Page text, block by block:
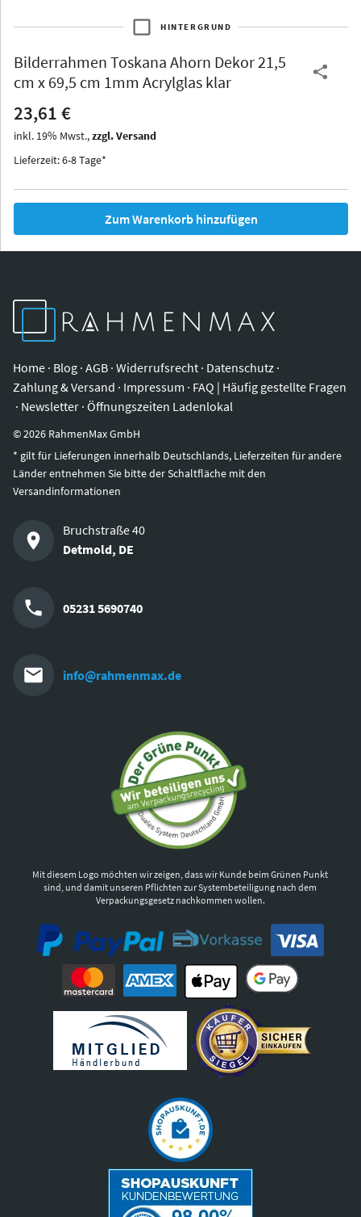
Iowa
HINTERGRUND
Bilderrahmen Toskana Ahorn Dekor 21,5
cm x 69,5 cm 1mm Acrylglas klar
23,61 €
inkl. 19% Mwst.,zzgl. Versand
Lieferzeit: 6-8 Tage*
Zum Warenkorb hinzufügen
Home · Blog · AGB · Widerrufsrecht · Datenschutz ·
Zahlung & Versand · Impressum · FAQ | Häufig gestellte Fragen
· Newsletter · Öffnungszeiten Ladenlokal
©2026 RahmenMax GmbH
* gilt für Lieferungen innerhalb Deutschlands, Lieferzeiten für andere
Länder entnehmen Sie bitte der Schaltfläche mit den
Versandinformationen
Bruchstraße 40
Detmold, DE
05231 5690740
info@rahmenmax.de
Mit diesem Logo möchten wir zeigen, dass wir Kunde beim Grünen Punkt
sind, und damit unseren Pflichten zur Systembeteiligung nach dem
Verpackungsgesetz nachkommen wollen.